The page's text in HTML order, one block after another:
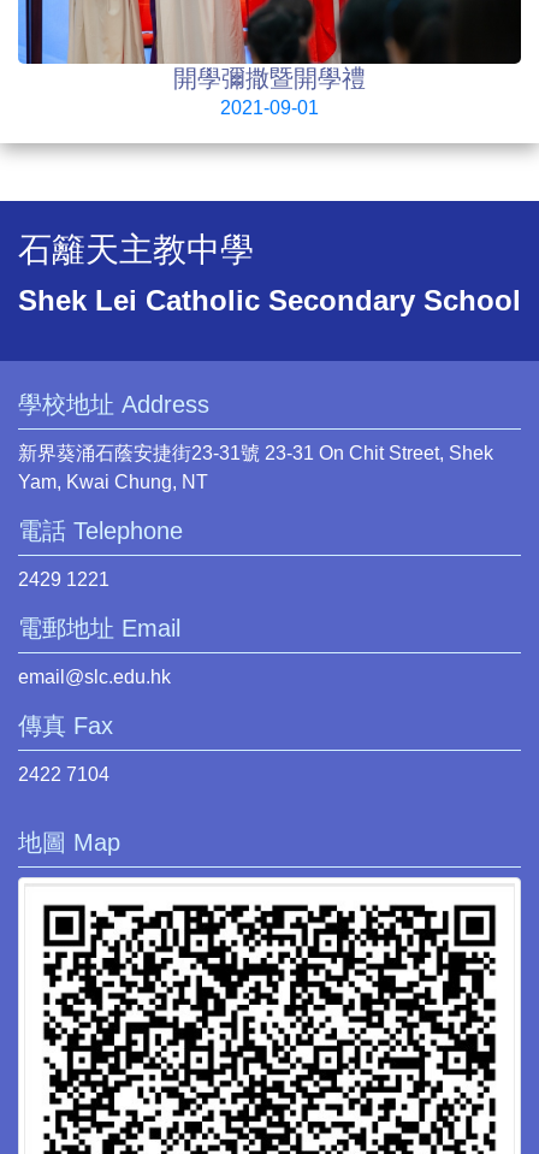
開學彌撒暨開學禮
2021-09-01
石籬天主教中學
Shek Lei Catholic Secondary School
學校地址 Address
新界葵涌石蔭安捷街23-31號 23-31 On Chit Street, Shek
Yam, Kwai Chung, NT
電話 Telephone
2429 1221
電郵地址 Email
email@slc.edu.hk
傳真 Fax
2422 7104
地圖 Map